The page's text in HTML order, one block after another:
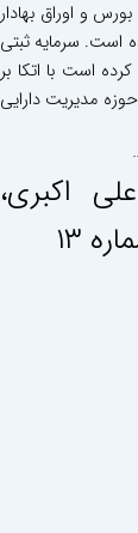
رسمی سازمان بورس و اوراق بهادار
است. سرمایه ثبتی
است با اتکا بر
مدیریت دارایی
اكبری،
١٣